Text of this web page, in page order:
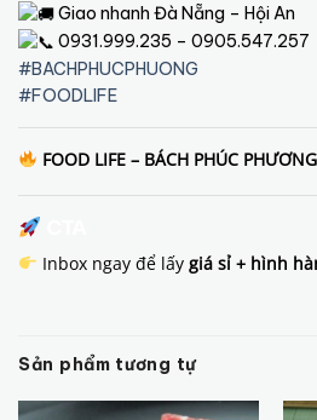
Giao nhanh Đà Nẵng – Hội An
0931.999.235 – 0905.547.257
#BACHPHUCPHUONG
#FOODLIFE
FOOD LIFE – BÁCH PHÚC PHƯƠNG
Inbox ngay để lấygiá sỉ + hình
Sản phẩm tương tự